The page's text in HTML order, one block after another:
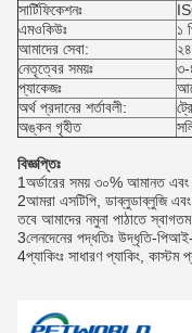
সার্টিফিকেশনঃ
এমওকিউঃ
১
আমাদের সেবা:
২৪
নেতৃত্বের সময়ঃ
৩-
প্যাকেজঃ
অর্থ প্রদানের শর্তাবলী:
অঙ্কন গৃহীত
বিজ্ঞপ্তিঃ
1অর্ডারের সময় ৩০% আমানত এবং
2আমরা এসটিপি, ডাব্লুডাব্লুজি
তবে আমাদের নমুনা পাঠাতে
3লেনদেনের পদ্ধতিঃ উদ্ধৃতি-
4প্যাকিংঃ সাধারণ প্যাকিং,